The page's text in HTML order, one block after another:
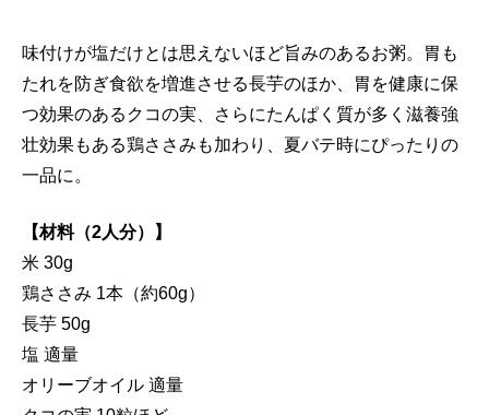
味付けが塩だけとは思えないほど旨みのあるお粥。胃も
たれを防ぎ食欲を増進させる長芋のほか、胃を健康に保
つ効果のあるクコの実、さらにたんぱく質が多く滋養強
壮効果もある鶏ささみも加わり、夏バテ時にぴったりの
一品に。
【材料（2人分）】
米 30g
鶏ささみ 1本（約60g）
長芋 50g
塩 適量
オリーブオイル 適量